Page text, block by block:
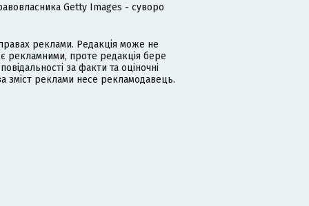
Getty Images - суворо
реклами. Редакція може не
рекламними, проте редакція бере
за факти та оціночні
зміст реклами несе рекламодавець.